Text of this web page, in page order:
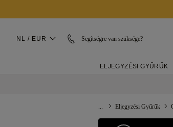
NL / EUR Segítségre van szüksége?
ELJEGYZÉSI GYŰRŰK
Eljegyzési Gyűrűk